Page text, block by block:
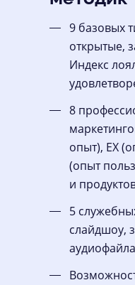
9 базовых
открытые,
Индекс
8
опыт), EX
(опыт
и
5
слайдшоу,